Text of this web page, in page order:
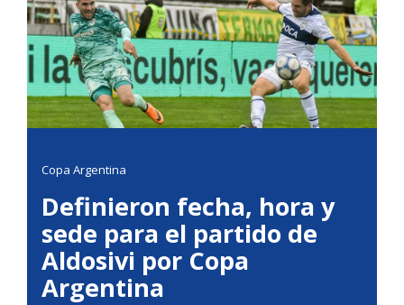
Copa Argentina
Definieron fecha, hora y
sede para el partido de
Aldosivi por Copa
Argentina